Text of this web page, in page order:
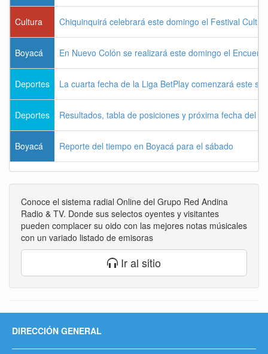
Cultura Chiquinquirá celebrará este domingo el Festival
Boyacá En Nuevo Colón se realizará este domingo el
Deportes La cuarta fecha de la Liga BetPlay comenzará este
Deportes Resultados, tabla de posiciones y próxima fecha del
Boyacá Reporte del tiempo en Boyacá para el sábado
Conoce el sistema radial Online del Grupo Red Andina
Radio & TV. Donde sus selectos oyentes y visitantes
pueden complacer su oido con las mejores notas músicales
con un variado listado de emisoras
Ir al sitio
DIRECCIÓN GENERAL